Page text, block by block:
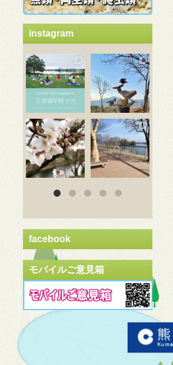
instagram
3月 20
3月 18
3月 18
facebook
モバイルご意見箱